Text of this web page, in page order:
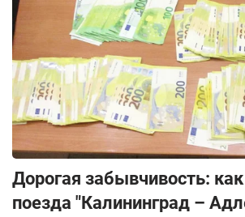
Дорогая забывчивость:
поезда "Калининград –